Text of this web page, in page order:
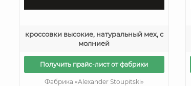
кроссовки высокие, натуральный мех, с
молнией
Получить прайс-лист от фабрики
Фабрика «Alexander Stoupitski»